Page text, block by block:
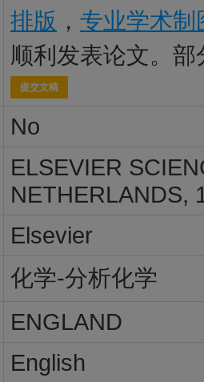
排版 ， 专业学术制
顺利发表论文。
提交文稿
No
ELSEVIER
NETHERLANDS,
Elsevier
化学-分析化学
ENGLAND
English